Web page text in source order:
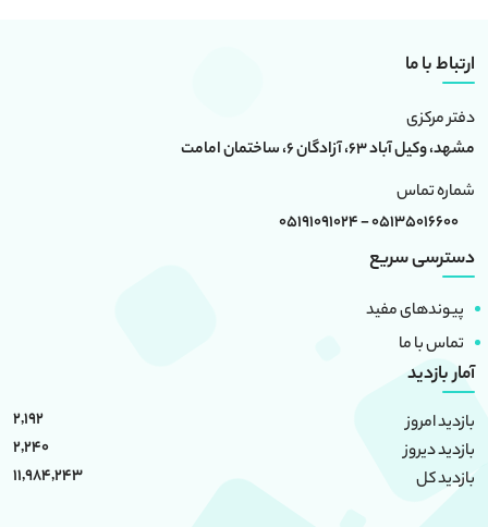
ارتباط با ما
دفتر مرکزی
مشهد، وکیل آباد 63، آزادگان 6، ساختمان امامت
شماره تماس
05135016600 - 05191091024
دسترسی سریع
پیوندهای مفید
تماس با ما
آمار بازدید
بازدید امروز
2,192
بازدید دیروز
2,240
بازدید کل
11,984,243